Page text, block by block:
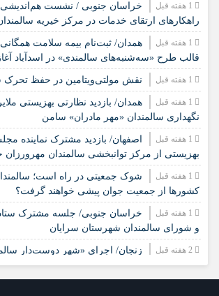
خراسان جنوبی / نشست
راهکارهای ارتقای خدمات در مرکز خیریه
همدان/ ثبت‌نام بیمه سلامت همگانی
قالب طرح «سه‌شنبه‌های سالمندی» در اسدآباد
نقش مولتی‌ویتامین در حفظ تحرک
همدان/ بازدید نظارتی بهزیستی
نگهداری سالمندان «مهر مادران» سامن
اصفهان/ بازدید مشترک نماینده
بهزیستی از مرکز توانبخشی سالمندان مهرورزان
شوک جمعیتی در راه است؛
کشورها از جمعیت جوان پیشی خواهند گرفت؟
خراسان جنوبی/ جلسه مشترک
و شورای سالمندان شهرستان سرایان
زنجان/ اجرای «شهر دوست‌دار
مشارکت همه دستگاه‌هاست